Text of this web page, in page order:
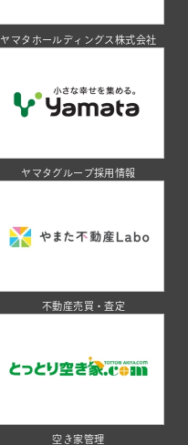
ヤマタホールディングス株式会社
ヤマタグループ採用情報
不動産売買・査定
空き家管理